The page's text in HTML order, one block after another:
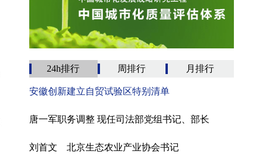
24h排行 周排行 月排行
安徽创新建立自贸试验区特别清单
唐一军职务调整 现任司法部党组书记、部长
刘首文 北京生态农业产业协会书记